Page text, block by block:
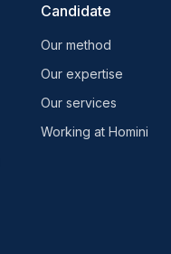
Candidate
Our method
Our expertise
Our services
Working at Homini